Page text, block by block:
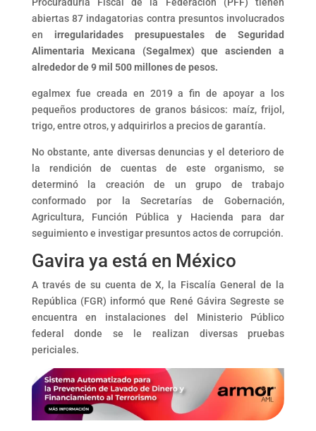
Procuraduría Fiscal de la Federación (PFF) tienen
abiertas 87 indagatorias contra presuntos involucrados
en irregularidades presupuestales de Seguridad
Alimentaria Mexicana (Segalmex) que ascienden a
alrededor de 9 mil 500 millones de pesos.
egalmex fue creada en 2019 a fin de apoyar a los
pequeños productores de granos básicos: maíz, frijol,
trigo, entre otros, y adquirirlos a precios de garantía.
No obstante, ante diversas denuncias y el deterioro de
la rendición de cuentas de este organismo, se
determinó la creación de un grupo de trabajo
conformado por la Secretarías de Gobernación,
Agricultura, Función Pública y Hacienda para dar
seguimiento e investigar presuntos actos de corrupción.
Gavira ya está en México
A través de su cuenta de X, la Fiscalía General de la
República (FGR) informó que René Gávira Segreste se
encuentra en instalaciones del Ministerio Público
federal donde se le realizan diversas pruebas
periciales.